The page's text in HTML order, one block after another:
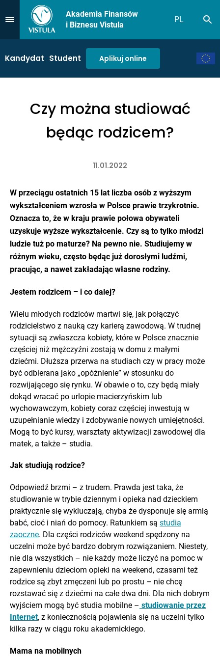
Przejdź do Menu
Akademia Finansów
i Biznesu Vistula
PL
Kandydat Student Aplikuj online
Czy można studiować
będąc rodzicem?
11.01.2022
W przeciągu ostatnich 15 lat liczba osób z wyższym
wykształceniem wzrosła w Polsce prawie trzykrotnie.
Oznacza to, że w kraju prawie połowa obywateli
uzyskuje wyższe wykształcenie. Czy są to tylko młodzi
ludzie tuż po maturze? Na pewno nie. Studiujemy w
różnym wieku, często będąc już dorosłymi ludźmi,
pracując, a nawet zakładając własne rodziny.
Jestem rodzicem – i co dalej?
Wielu młodych rodziców martwi się, jak połączyć
rodzicielstwo z nauką czy karierą zawodową. W trudnej
sytuacji są zwłaszcza kobiety, które w Polsce znacznie
częściej niż mężczyźni zostają w domu z małymi
dziećmi. Dłuższa przerwa na studiach czy w pracy może
być odbierana jako „opóźnienie” w stosunku do
rozwijającego się rynku. W obawie o to, czy będą miały
dokąd wracać po urlopie macierzyńskim lub
wychowawczym, kobiety coraz częściej inwestują w
uzupełnianie wiedzy i zdobywanie nowych umiejętności.
Mogą to być kursy, warsztaty aktywizacji zawodowej dla
matek, a także – studia.
Jak studiują rodzice?
Odpowiedź brzmi – z trudem. Prawda jest taka, że
studiowanie w trybie dziennym i opieka nad dzieckiem
praktycznie się wykluczają, chyba że dysponuje się armią
babć, cioć i niań do pomocy. Ratunkiem są studia
zaoczne. Dla części rodziców weekend spędzony na
uczelni może być bardzo dobrym rozwiązaniem. Niestety,
nie dla wszystkich – nie każdy może liczyć na pomoc w
zapewnieniu dzieciom opieki na weekend, czasami też
rodzice są zbyt zmęczeni lub po prostu – nie chcę
rozstawać się z dziećmi na całe dwa dni. Dla nich dobrym
wyjściem mogą być studia mobilne – studiowanie przez
Internet, z koniecznością pojawienia się na uczelni tylko
kilka razy w ciągu roku akademickiego.
Mama na mobilnych